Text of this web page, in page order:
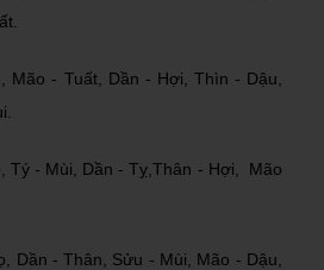
Mão - Tuất, Dần - Hợi, Thìn - Dậu,
Tý - Mùi, Dần - Tỵ,Thân - Hợi, Mão
Dần - Thân, Sửu - Mùi, Mão - Dậu,